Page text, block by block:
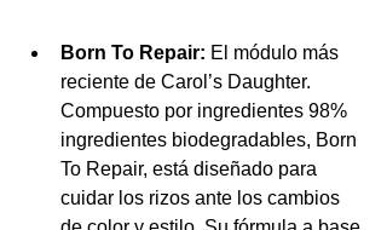
Born To Repair: El módulo más
reciente de Carol’s Daughter.
Compuesto por ingredientes 98%
ingredientes biodegradables, Born
To Repair, está diseñado para
cuidar los rizos ante los cambios